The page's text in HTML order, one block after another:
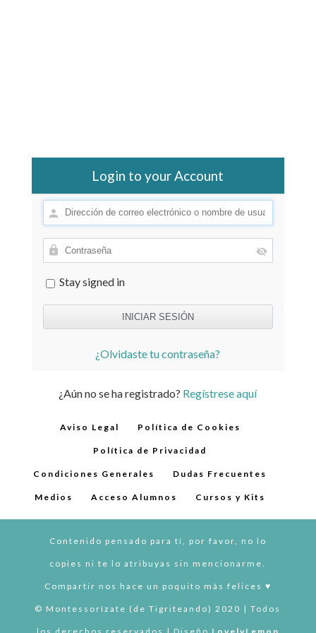
Login to your Account
Stay signed in
¿Olvidaste tu contraseña?
¿Aún no se ha registrado? Regístrese aquí
Aviso Legal Política de Cookies
Política de Privacidad
Condiciones Generales Dudas Frecuentes
Medios Acceso Alumnos Cursos y Kits
Contenido pensado para tí, por favor, no lo
copies ni te lo atribuyas sin mencionarme.
Compartir nos hace un poquito más felices ♥︎
© Montessorízate (de Tigriteando) 2020 | Todos